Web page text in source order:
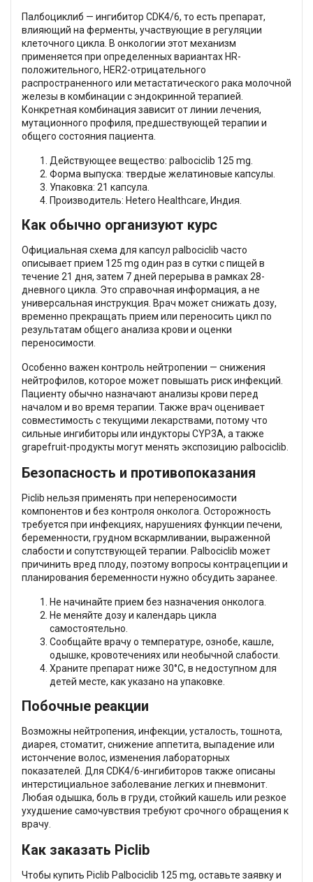
Палбоциклиб — ингибитор CDK4/6, то есть препарат,
влияющий на ферменты, участвующие в регуляции
клеточного цикла. В онкологии этот механизм
применяется при определенных вариантах HR-
положительного, HER2-отрицательного
распространенного или метастатического рака молочной
железы в комбинации с эндокринной терапией.
Конкретная комбинация зависит от линии лечения,
мутационного профиля, предшествующей терапии и
общего состояния пациента.
Действующее вещество: palbociclib 125 mg.
Форма выпуска: твердые желатиновые капсулы.
Упаковка: 21 капсула.
Производитель: Hetero Healthcare, Индия.
Как обычно организуют курс
Официальная схема для капсул palbociclib часто
описывает прием 125 mg один раз в сутки с пищей в
течение 21 дня, затем 7 дней перерыва в рамках 28-
дневного цикла. Это справочная информация, а не
универсальная инструкция. Врач может снижать дозу,
временно прекращать прием или переносить цикл по
результатам общего анализа крови и оценки
переносимости.
Особенно важен контроль нейтропении — снижения
нейтрофилов, которое может повышать риск инфекций.
Пациенту обычно назначают анализы крови перед
началом и во время терапии. Также врач оценивает
совместимость с текущими лекарствами, потому что
сильные ингибиторы или индукторы CYP3A, а также
grapefruit-продукты могут менять экспозицию palbociclib.
Безопасность и противопоказания
Piclib нельзя применять при непереносимости
компонентов и без контроля онколога. Осторожность
требуется при инфекциях, нарушениях функции печени,
беременности, грудном вскармливании, выраженной
слабости и сопутствующей терапии. Palbociclib может
причинить вред плоду, поэтому вопросы контрацепции и
планирования беременности нужно обсудить заранее.
Не начинайте прием без назначения онколога.
Не меняйте дозу и календарь цикла
самостоятельно.
Сообщайте врачу о температуре, ознобе, кашле,
одышке, кровотечениях или необычной слабости.
Храните препарат ниже 30°C, в недоступном для
детей месте, как указано на упаковке.
Побочные реакции
Возможны нейтропения, инфекции, усталость, тошнота,
диарея, стоматит, снижение аппетита, выпадение или
истончение волос, изменения лабораторных
показателей. Для CDK4/6-ингибиторов также описаны
интерстициальное заболевание легких и пневмонит.
Любая одышка, боль в груди, стойкий кашель или резкое
ухудшение самочувствия требуют срочного обращения к
врачу.
Как заказать Piclib
Чтобы купить Piclib Palbociclib 125 mg, оставьте заявку и